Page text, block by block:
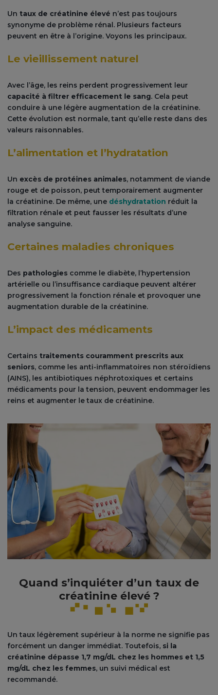
Un taux de créatinine élevé n’est pas toujours
synonyme de problème rénal. Plusieurs facteurs
peuvent en être à l’origine. Voyons les principaux.
Le vieillissement naturel
Avec l’âge, les reins perdent progressivement leur
capacité à filtrer efficacement le sang. Cela peut
conduire à une légère augmentation de la créatinine.
Cette évolution est normale, tant qu’elle reste dans des
valeurs raisonnables.
L’alimentation et l’hydratation
Un excès de protéines animales, notamment de viande
rouge et de poisson, peut temporairement augmenter
la créatinine. De même, une déshydratation réduit la
filtration rénale et peut fausser les résultats d’une
analyse sanguine.
Certaines maladies chroniques
Des pathologies comme le diabète, l’hypertension
artérielle ou l’insuffisance cardiaque peuvent altérer
progressivement la fonction rénale et provoquer une
augmentation durable de la créatinine.
L’impact des médicaments
Certains traitements couramment prescrits aux
seniors, comme les anti-inflammatoires non stéroïdiens
(AINS), les antibiotiques néphrotoxiques et certains
médicaments pour la tension, peuvent endommager les
reins et augmenter le taux de créatinine.
Quand s’inquiéter d’un taux de
créatinine élevé ?
Un taux légèrement supérieur à la norme ne signifie pas
forcément un danger immédiat. Toutefois, si la
créatinine dépasse 1,7 mg/dL chez les hommes et 1,5
mg/dL chez les femmes, un suivi médical est
recommandé.